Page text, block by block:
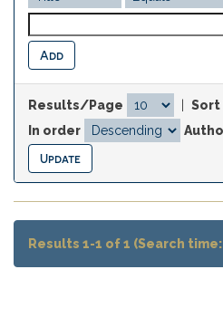
Results/Page
Sort
In order
Results 1-1 of 1 (Search